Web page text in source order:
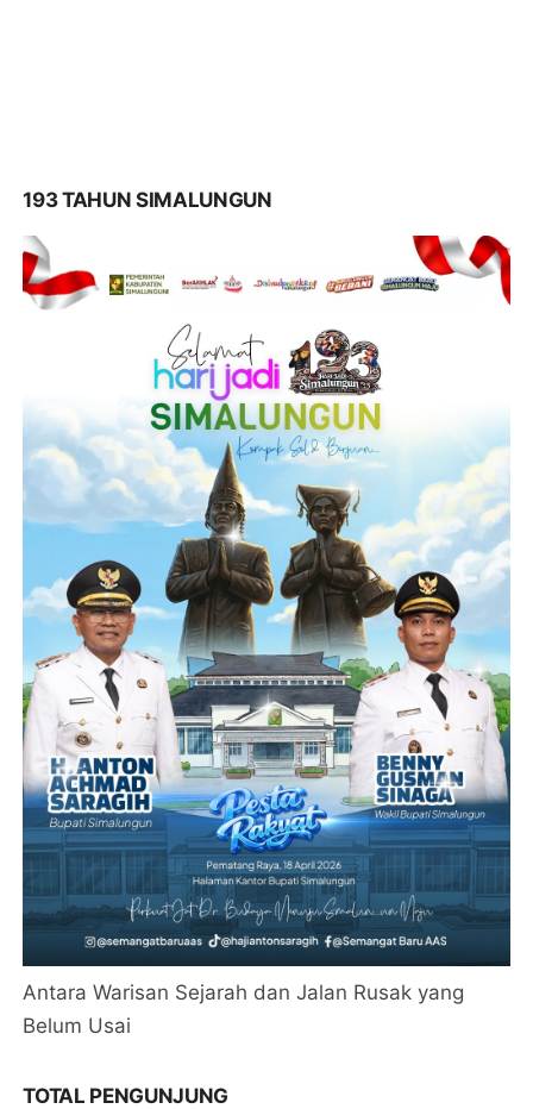
193 TAHUN SIMALUNGUN
Antara Warisan Sejarah dan Jalan Rusak yang
Belum Usai
TOTAL PENGUNJUNG